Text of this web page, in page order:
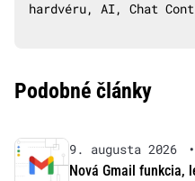
hardvéru, AI, Chat
Podobné články
9. augusta 2026 •
Nová Gmail funkcia,